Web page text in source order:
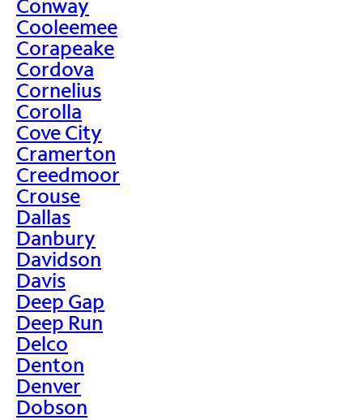
Conway
Cooleemee
Corapeake
Cordova
Cornelius
Corolla
Cove City
Cramerton
Creedmoor
Crouse
Dallas
Danbury
Davidson
Davis
Deep Gap
Deep Run
Delco
Denton
Denver
Dobson